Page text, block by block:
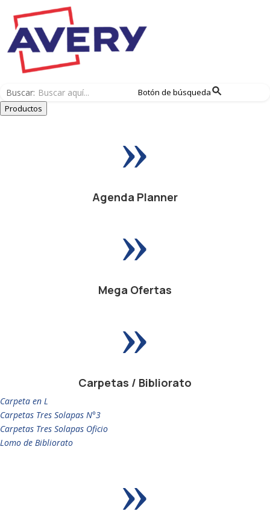
Buscar:
Botón de búsqueda
Productos
»
Agenda Planner
»
Mega Ofertas
»
Carpetas / Bibliorato
Carpeta en L
Carpetas Tres Solapas N°3
Carpetas Tres Solapas Oficio
Lomo de Bibliorato
»